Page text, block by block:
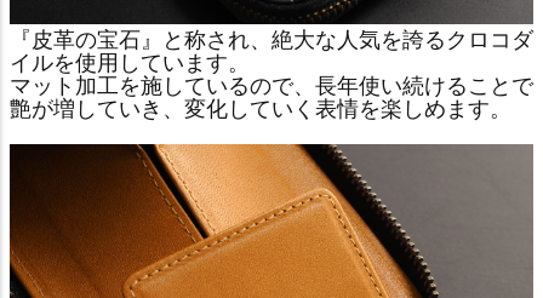
『皮革の宝石』と称され、絶大な人気を誇るクロコダ
イルを使用しています。
マット加工を施しているので、長年使い続けることで
艶が増していき、変化していく表情を楽しめます。